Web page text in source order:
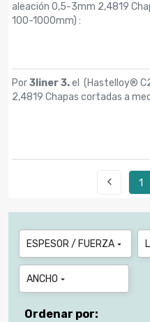
aleación 0,5-3mm 2,4819
100-1000mm) :
Por3liner 3.el (Hastelloy®
2,4819 Chapas cortadas a
 1
ESPESOR / FUERZA 
ANCHO 
Ordenar por: